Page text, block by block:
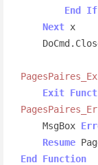
End If
Next x
Exit
    MsgBox
Resume
End Function